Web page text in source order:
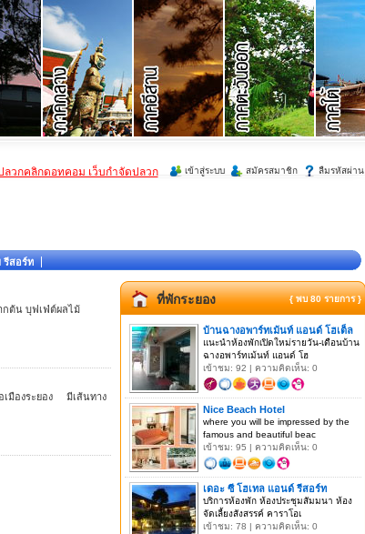
เข้าสู่ระบบ สมัครสมาชิก ลืมรหัสผ่าน
ลวกคลิกดอทคอม เว็บกำจัดปลวก
รีสอร์ท
ที่พักระยอง { พบ 80 รายการ }
บ้านฉางอพาร์ทเม้นท์ แอนด์ โฮเต็ล
แนะนำห้องพักเปิดใหม่รายวัน-เดือนบ้าน
ฉางอพาร์ทเม้นท์ แอนด์ โฮ
เข้าชม: 92 | ความคิดเห็น: 0
Nice Beach Hotel
where you will be impressed by the
famous and beautiful beac
เข้าชม: 95 | ความคิดเห็น: 0
เดอะ ซี โฮเทล แอนด์ รีสอร์ท
บริการห้องพัก ห้องประชุมสัมมนา ห้อง
จัดเลี้ยงสังสรรค์ คาราโอเ
เข้าชม: 78 | ความคิดเห็น: 0
กต้น บุฟเฟ่ต์ผลไม้
มืองระยอง มีเส้นทาง